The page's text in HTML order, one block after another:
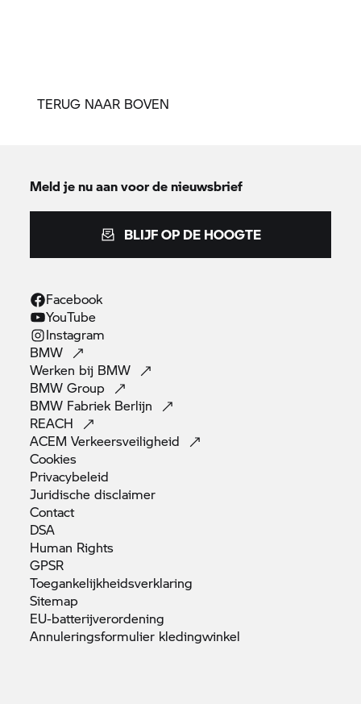
TERUG NAAR BOVEN
Meld je nu aan voor de nieuwsbrief
BLIJF OP DE HOOGTE
Facebook
YouTube
Instagram
BMW
Werken bij BMW
BMWGroup
BMW Fabriek Berlijn
REACH
ACEMVerkeersveiligheid
Cookies
Privacybeleid
Juridischedisclaimer
Contact
DSA
Human Rights
GPSR
Toegankelijkheidsverklaring
Sitemap
EU-batterijverordening
Annuleringsformulier kledingwinkel